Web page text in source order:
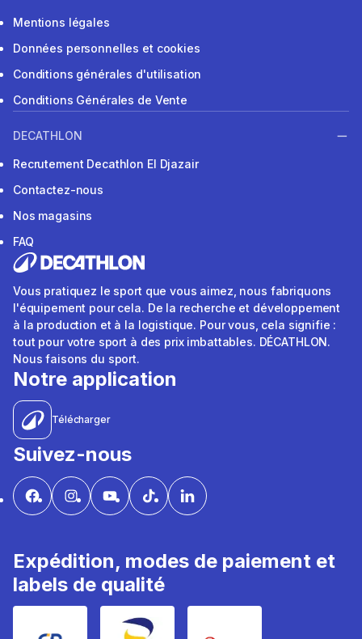
Mentions légales
Données personnelles et cookies
Conditions générales d'utilisation
Conditions Générales de Vente
DECATHLON
Recrutement Decathlon El Djazair
Contactez-nous
Nos magasins
FAQ
Vous pratiquez le sport que vous aimez, nous fabriquons
l'équipement pour cela. De la recherche et développement
à la production et à la logistique. Pour vous, cela signifie :
tout pour votre sport à des prix imbattables. DÉCATHLON.
Nous faisons du sport.
Notre application
Télécharger
Suivez-nous
Expédition, modes de paiement et
labels de qualité